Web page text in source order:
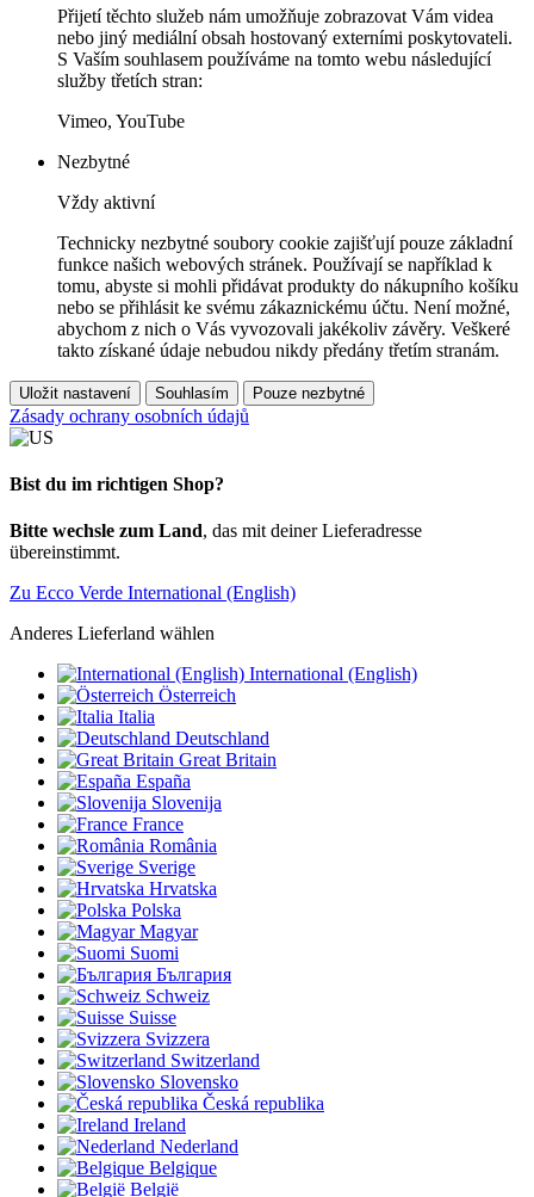
Přijetí těchto služeb nám umožňuje zobrazovat Vám videa
nebo jiný mediální obsah hostovaný externími poskytovateli.
S Vaším souhlasem používáme na tomto webu následující
služby třetích stran:
Vimeo, YouTube
Nezbytné
Vždy aktivní
Technicky nezbytné soubory cookie zajišťují pouze základní
funkce našich webových stránek. Používají se například k
tomu, abyste si mohli přidávat produkty do nákupního košíku
nebo se přihlásit ke svému zákaznickému účtu. Není možné,
abychom z nich o Vás vyvozovali jakékoliv závěry. Veškeré
takto získané údaje nebudou nikdy předány třetím stranám.
Uložit nastavení Souhlasím Pouze nezbytné
Zásady ochrany osobních údajů
Bist du im richtigen Shop?
Bitte wechsle zum Land, das mit deiner Lieferadresse
übereinstimmt.
Zu Ecco Verde International (English)
Anderes Lieferland wählen
International (English)
Österreich
Italia
Deutschland
Great Britain
España
Slovenija
France
România
Sverige
Hrvatska
Polska
Magyar
Suomi
България
Schweiz
Suisse
Svizzera
Switzerland
Slovensko
Česká republika
Ireland
Nederland
Belgique
België